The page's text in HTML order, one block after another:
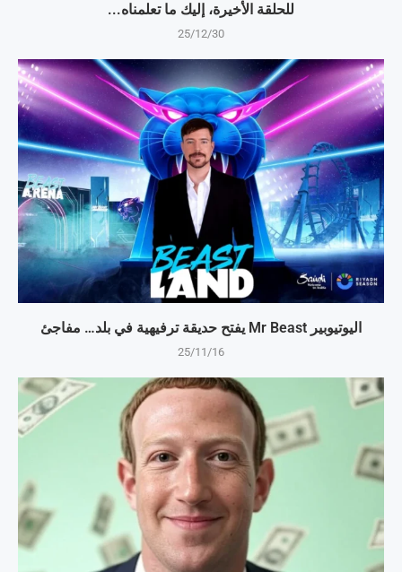
للحلقة الأخيرة، إليك ما تعلمناه...
25/12/30
اليوتيوبير Mr Beast يفتح حديقة ترفيهية في بلد… مفاجئ
25/11/16